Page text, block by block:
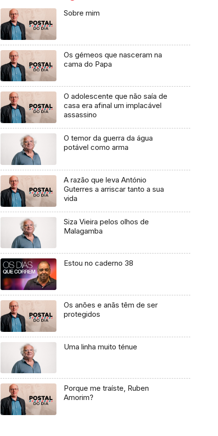
Sobre mim
Os gémeos que nasceram na
cama do Papa
O adolescente que não saía de
casa era afinal um implacável
assassino
O temor da guerra da água
potável como arma
A razão que leva António
Guterres a arriscar tanto a sua
vida
Siza Vieira pelos olhos de
Malagamba
Estou no caderno 38
Os anões e anãs têm de ser
protegidos
Uma linha muito ténue
Porque me traíste, Ruben
Amorim?